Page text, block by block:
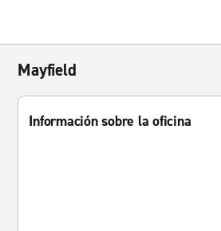
Mayfield
Información sobre la oficina